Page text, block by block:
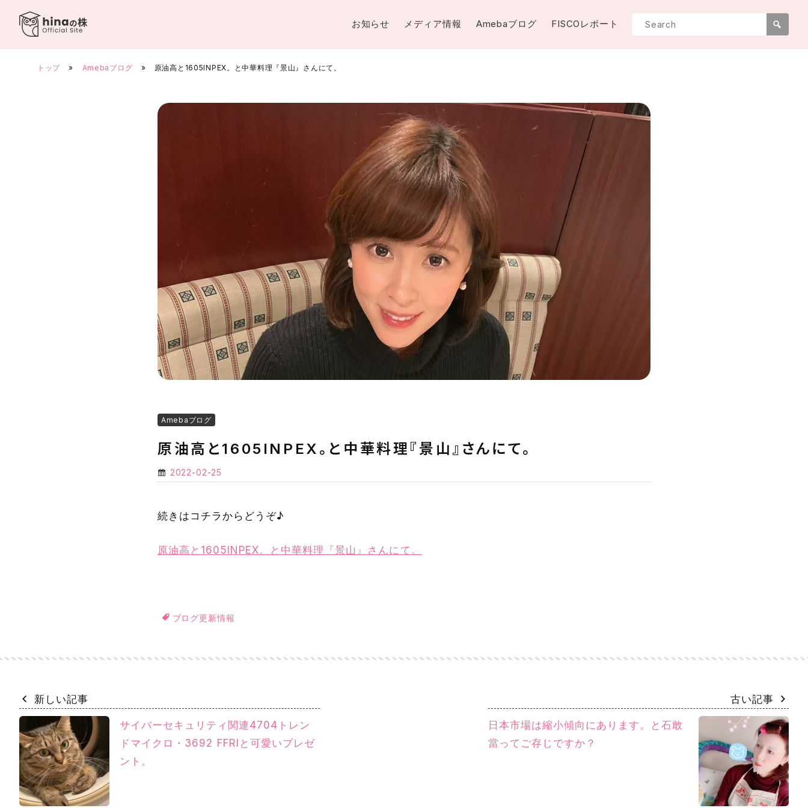
お知らせ メディア情報 Amebaブログ FISCOレポート
トップ » Amebaブログ » 原油高と1605INPEX。と中華料理『景山』さんにて。
Amebaブログ
原油高と1605INPEX。と中華料理『景山』さんにて。
2022-02-25
続きはコチラからどうぞ♪
原油高と1605INPEX。と中華料理『景山』さんにて。
ブログ更新情報
新しい記事
サイバーセキュリティ関連4704トレン
ドマイクロ・3692 FFRIと可愛いプレゼ
ント。
古い記事
日本市場は縮小傾向にあります。と石敢
當ってご存じですか？